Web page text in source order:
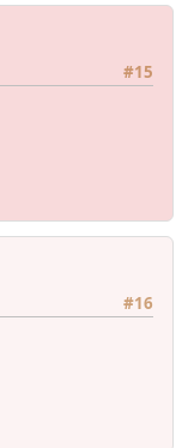
#15
#16